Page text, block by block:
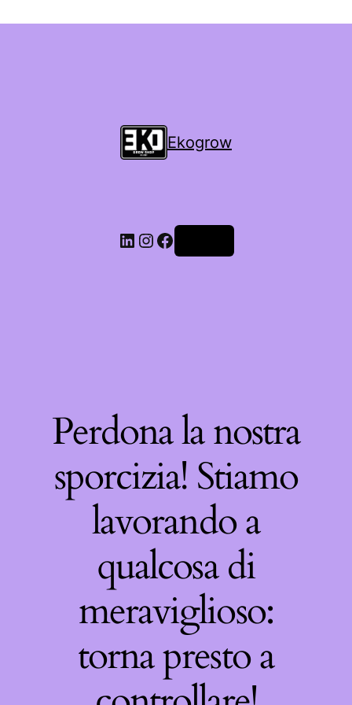
Ekogrow
Perdona la nostra
sporcizia! Stiamo
lavorando a
qualcosa di
meraviglioso:
torna presto a